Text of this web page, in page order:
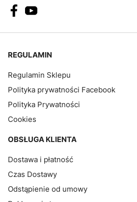
Linki w stopce
REGULAMIN
Regulamin Sklepu
Polityka prywatności Facebook
Polityka Prywatności
Cookies
OBSŁUGA KLIENTA
Dostawa i płatność
Czas Dostawy
Odstąpienie od umowy